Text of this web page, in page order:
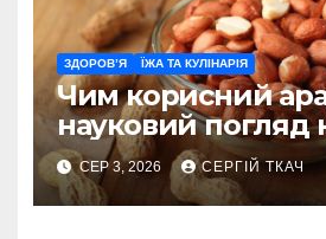
ЗДОРОВ’Я ЇЖА ТА КУЛІНАРІЯ
Чим корисний
науковий погляд
поживну цінність
СЕР 3, 2026 СЕРГІЙ ТКАЧ